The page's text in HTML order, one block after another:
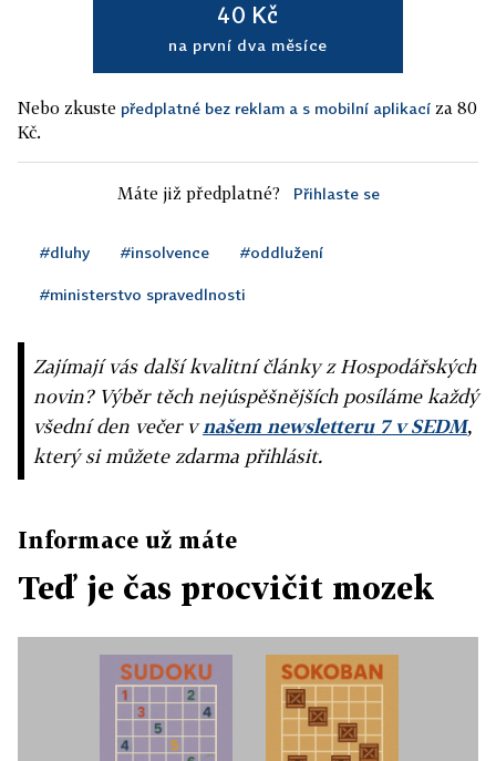
40 Kč
na první dva měsíce
Nebo zkuste předplatné bez reklam a s mobilní aplikací za 80
Kč.
Máte již předplatné? Přihlaste se
#dluhy #insolvence #oddlužení
#ministerstvo spravedlnosti
Zajímají vás další kvalitní články z Hospodářských
novin? Výběr těch nejúspěšnějších posíláme každý
všední den večer vnašem newsletteru 7 v SEDM,
který si můžete zdarma přihlásit.
Informace už máte
Teď je čas procvičit mozek